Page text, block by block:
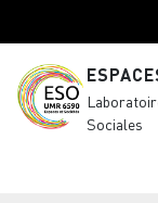
Sociales